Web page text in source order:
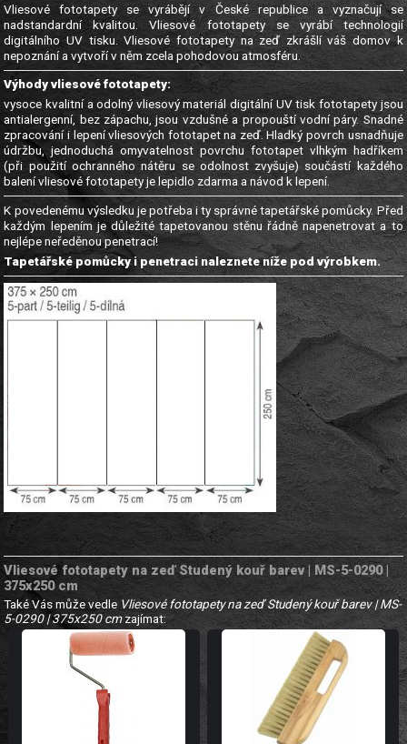
Vliesové fototapety se vyrábějí v České republice a vyznačují se
nadstandardní kvalitou. Vliesové fototapety se vyrábí technologií
digitálního UV tisku. Vliesové fototapety na zeď zkrášlí váš domov k
nepoznání a vytvoří v něm zcela pohodovou atmosféru.
Výhody vliesové fototapety:
vysoce kvalitní a odolný vliesový materiál digitální UV tisk fototapety jsou
antialergenní, bez zápachu, jsou vzdušné a propouští vodní páry. Snadné
zpracování i lepení vliesových fototapet na zeď. Hladký povrch usnadňuje
údržbu, jednoduchá omyvatelnost povrchu fototapet vlhkým hadříkem
(při použití ochranného nátěru se odolnost zvyšuje) součástí každého
balení vliesové fototapety je lepidlo zdarma a návod k lepení.
K povedenému výsledku je potřeba i ty správné tapetářské pomůcky. Před
každým lepením je důležité tapetovanou stěnu řádně napenetrovat a to
nejlépe neředěnou penetrací!
Tapetářské pomůcky i penetraci naleznete níže pod výrobkem.
Vliesové fototapety na zeď Studený kouř barev | MS-5-0290 |
375x250 cm
Také Vás může vedle Vliesové fototapety na zeď Studený kouř barev | MS-
5-0290 | 375x250 cmzajímat: